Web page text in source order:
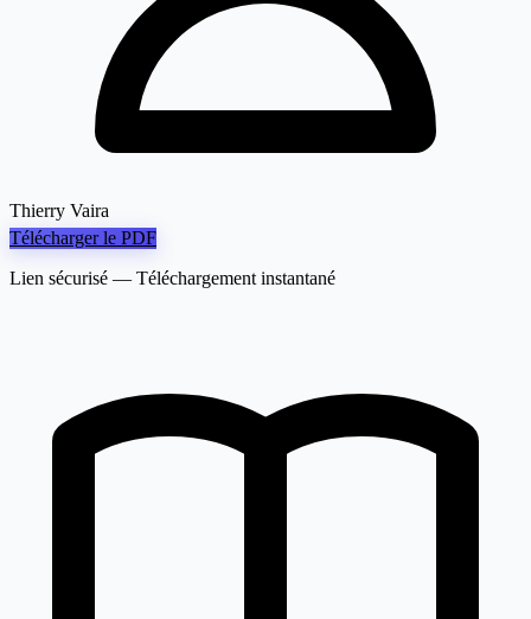
Thierry Vaira
Télécharger le PDF
Lien sécurisé — Téléchargement instantané